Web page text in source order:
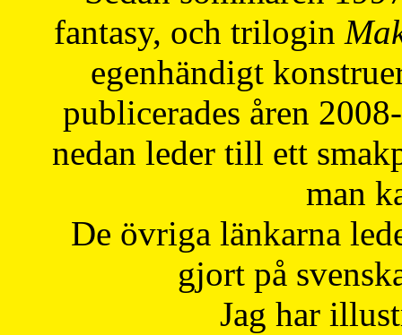
fantasy, och trilogin
egenhändigt
publicerades åren
nedan leder till ett
man
De övriga länkarna
gjort på
Jag har